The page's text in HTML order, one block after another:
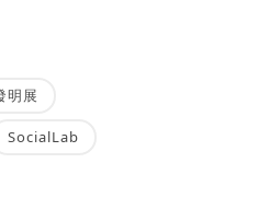
明展
SocialLab